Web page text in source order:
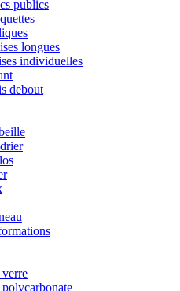
publics
longues
individuelles
debout